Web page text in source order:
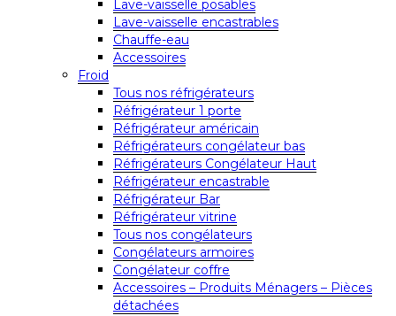
Lave-vaisselle posables
Lave-vaisselle encastrables
Chauffe-eau
Accessoires
Froid
Tous nos réfrigérateurs
Réfrigérateur 1 porte
Réfrigérateur américain
Réfrigérateurs congélateur bas
Réfrigérateurs Congélateur Haut
Réfrigérateur encastrable
Réfrigérateur Bar
Réfrigérateur vitrine
Tous nos congélateurs
Congélateurs armoires
Congélateur coffre
Accessoires – Produits Ménagers – Pièces
détachées